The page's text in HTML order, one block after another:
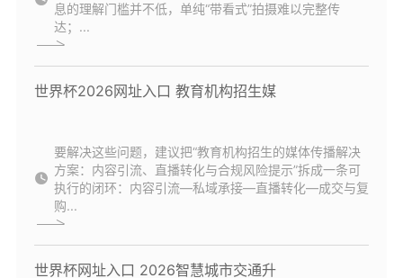
息的理解门槛并不低，单纯“带看式”拍摄难以完整传
达；...
世界杯2026网址入口 教育机构招生媒
要解决这些问题，建议把“教育机构招生的媒体传播解决
方案：内容引流、直播转化与合规风险提示”拆成一条可
执行的闭环：内容引流—私域承接—直播转化—成交与复
购...
世界杯网址入口 2026智慧城市交通升